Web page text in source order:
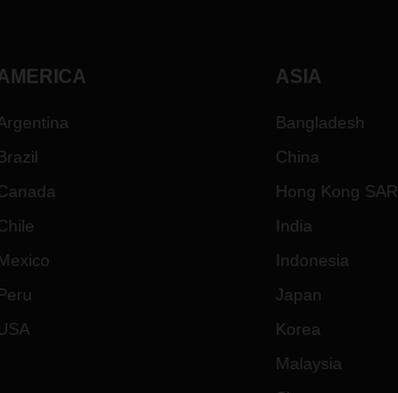
ASIA
Bangladesh
China
Hong Kong SAR
India
Indonesia
Japan
Korea
Malaysia